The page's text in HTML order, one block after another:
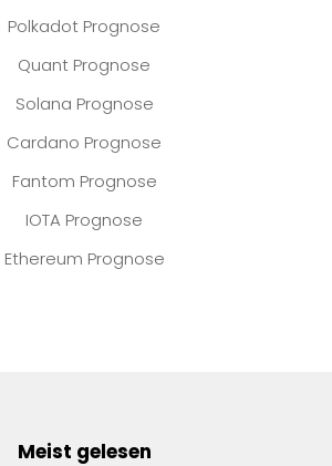
Polkadot Prognose
Quant Prognose
Solana Prognose
Cardano Prognose
Fantom Prognose
IOTA Prognose
Ethereum Prognose
Meist gelesen